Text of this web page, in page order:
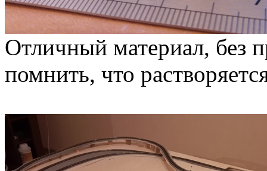
Отличный материал, без
помнить, что